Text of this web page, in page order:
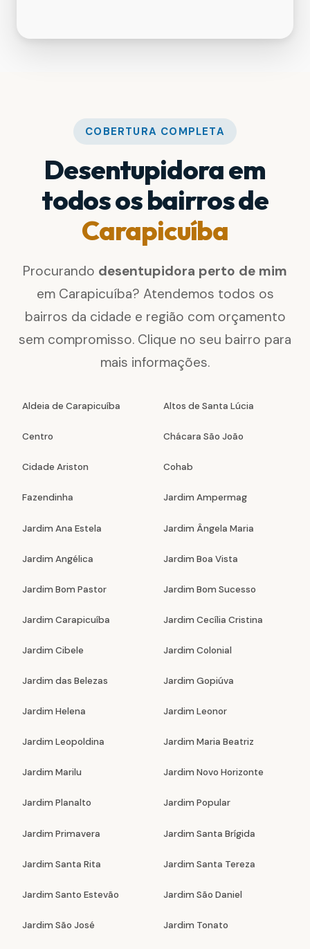
COBERTURA COMPLETA
Desentupidora em
todos os bairros de
Carapicuíba
Procurando desentupidora perto de mim
em Carapicuíba? Atendemos todos os
bairros da cidade e região com orçamento
sem compromisso. Clique no seu bairro para
mais informações.
Aldeia de Carapicuíba Altos de Santa Lúcia
Centro Chácara São João
Cidade Ariston Cohab
Fazendinha Jardim Ampermag
Jardim Ana Estela Jardim Ângela Maria
Jardim Angélica Jardim Boa Vista
Jardim Bom Pastor Jardim Bom Sucesso
Jardim Carapicuíba Jardim Cecília Cristina
Jardim Cibele Jardim Colonial
Jardim das Belezas Jardim Gopiúva
Jardim Helena Jardim Leonor
Jardim Leopoldina Jardim Maria Beatriz
Jardim Marilu Jardim Novo Horizonte
Jardim Planalto Jardim Popular
Jardim Primavera Jardim Santa Brígida
Jardim Santa Rita Jardim Santa Tereza
Jardim Santo Estevão Jardim São Daniel
Jardim São José Jardim Tonato